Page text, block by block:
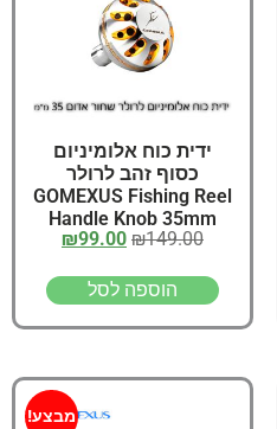
ידית כוח אלומיניום
כסוף זהב לרולר
GOMEXUS Fishing Reel
Handle Knob 35mm
₪149.00
₪99.00
הוספה לסל
מבצע!